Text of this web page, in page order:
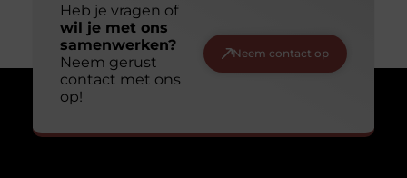
Heb je vragen of
wil je met ons
samenwerken?
Neem gerust
contact met ons
op!
Neem contact op